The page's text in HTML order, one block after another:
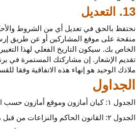
13. التعديل
نحتفظ بالحق في تعديل أي من الشروط
منقحة على موقع المشاركين أو عن طريق
الخاص بك. سيكون التاريخ الفعلي لهذا
تقديم الإشعار. إن مشاركتك المستمرة في
ملاذك الوحيد هو إنهاء هذه الاتفاقية وفقا للقسم
الجداول
الجدول ۱:
كيان أمازون وموقع أمازون حسب
الجدول ۲: القانون الحاكم والنزاعات من